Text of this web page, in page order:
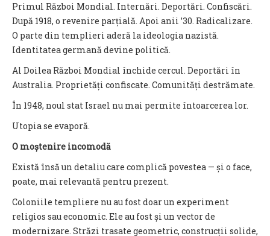
Primul Război Mondial. Internări. Deportări. Confiscări.
După 1918, o revenire parțială. Apoi anii ’30. Radicalizare.
O parte din templieri aderă la ideologia nazistă.
Identitatea germană devine politică.
Al Doilea Război Mondial închide cercul. Deportări în
Australia. Proprietăți confiscate. Comunități destrămate.
În 1948, noul stat Israel nu mai permite întoarcerea lor.
Utopia se evaporă.
O moștenire incomodă
Există însă un detaliu care complică povestea — și o face,
poate, mai relevantă pentru prezent.
Coloniile templiere nu au fost doar un experiment
religios sau economic. Ele au fost și un vector de
modernizare. Străzi trasate geometric, construcții solide,